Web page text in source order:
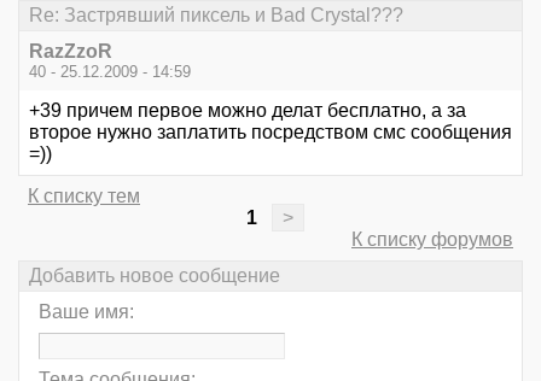
Re: Застрявший пиксель и Bad Crystal???
RazZzoR
40 - 25.12.2009 - 14:59
+39 причем первое можно делат бесплатно, а за
второе нужно заплатить посредством смс сообщения
=))
К списку тем
1
>
К списку форумов
Добавить новое сообщение
Ваше имя: